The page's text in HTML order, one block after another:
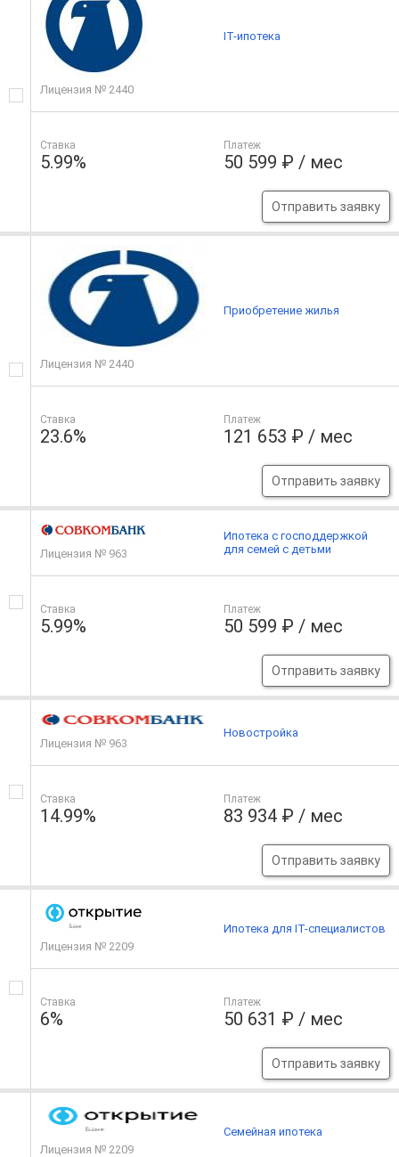
Лицензия № 2440
Ставка
5.99%
Платеж
50 599 ₽ / мес
Отправить заявку
IT-ипотека
Лицензия № 2440
Ставка
23.6%
Платеж
121 653 ₽ / мес
Отправить заявку
Приобретение жилья
Лицензия № 963
Ставка
5.99%
Платеж
50 599 ₽ / мес
Отправить заявку
Ипотека с господдержкой
для семей с детьми
Лицензия № 963
Ставка
14.99%
Платеж
83 934 ₽ / мес
Отправить заявку
Новостройка
Лицензия № 2209
Ставка
6%
Платеж
50 631 ₽ / мес
Отправить заявку
Ипотека для IT-специалистов
Лицензия № 2209
Семейная ипотека